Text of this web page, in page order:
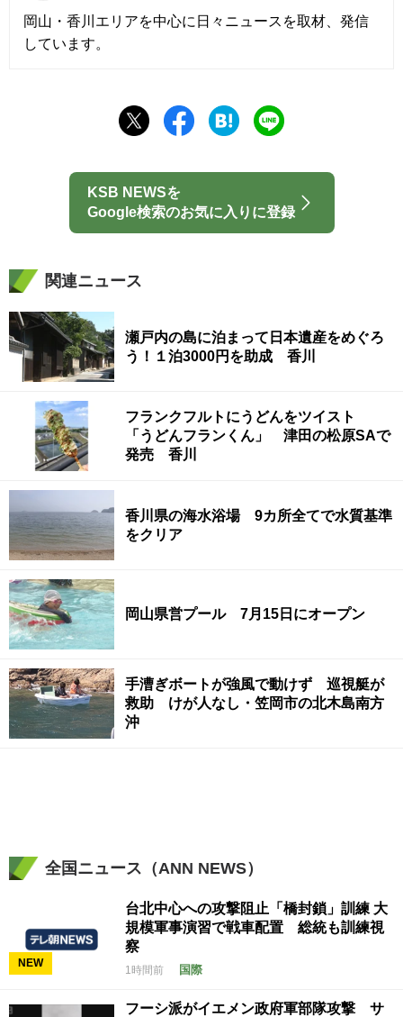
岡山・香川エリアを中心に日々ニュースを取材、発信
しています。
KSB NEWSを
Google検索のお気に入りに登録
関連ニュース
瀬戸内の島に泊まって日本遺産をめぐろ
う！１泊3000円を助成 香川
フランクフルトにうどんをツイスト
「うどんフランくん」 津田の松原SAで
発売 香川
香川県の海水浴場 9カ所全てで水質基準
をクリア
岡山県営プール 7月15日にオープン
手漕ぎボートが強風で動けず 巡視艇が
救助 けが人なし・笠岡市の北木島南方
沖
全国ニュース（ANN NEWS）
NEW
台北中心への攻撃阻止「橋封鎖」訓練 大
規模軍事演習で戦車配置 総統も訓練視
察
1時間前 国際
フーシ派がイエメン政府軍部隊攻撃 サ